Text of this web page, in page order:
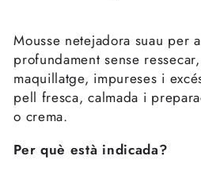
Mousse netejadora suau per
profundament sense
maquillatge, impureses i
pell fresca, calmada i
o crema.
Per què està indicada?